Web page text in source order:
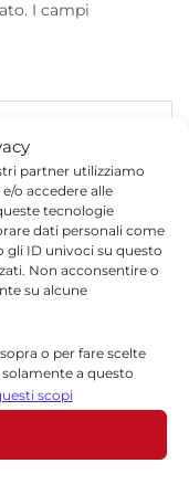
partner utilizziamo
o accedere alle
tecnologie
dati personali come
ID univoci su questo
Non acconsentire o
su alcune
o per fare scelte
a questo
qualsiasi momento,
pulsanti della Cookie
consenso nella parte
scopi
I campi